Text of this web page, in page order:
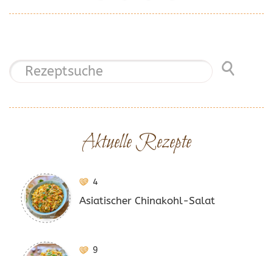
Aktuelle Rezepte
4
Asiatischer Chinakohl-Salat
9